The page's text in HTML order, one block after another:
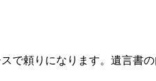
で頼りになります。遺言書